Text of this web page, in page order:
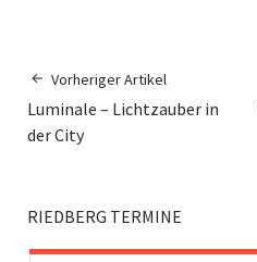
Vorheriger Artikel
Luminale – Lichtzauber in
der City
RIEDBERG TERMINE